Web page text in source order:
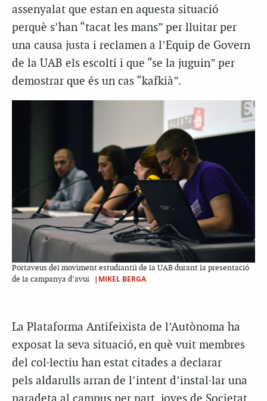
assenyalat que estan en aquesta situació
perquè s’han “tacat les mans” per lluitar per
una causa justa i reclamen a l’Equip de Govern
de la UAB els escolti i que “se la juguin” per
demostrar que és un cas “kafkià”.
Portaveus del moviment estudiantil de la UAB durant la presentació
de la campanya d’avui
|MIKEL BERGA
La Plataforma Antifeixista de l’Autònoma ha
exposat la seva situació, en què vuit membres
del col·lectiu han estat citades a declarar
pels aldarulls arran de l’intent d’instal·lar una